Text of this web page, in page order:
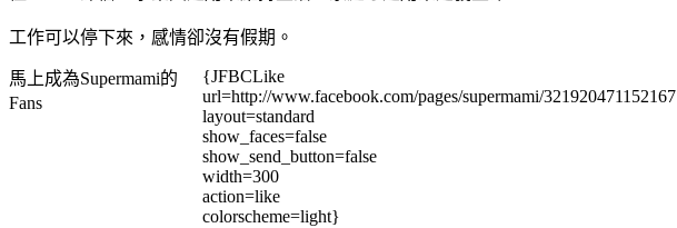
工作可以停下來，感情卻沒有假期。
馬上成為Supermami的
Fans
{JFBCLike
url=http://www.facebook.com/pages/supermami/321920471152167
layout=standard
show_faces=false
show_send_button=false
width=300
action=like
colorscheme=light}